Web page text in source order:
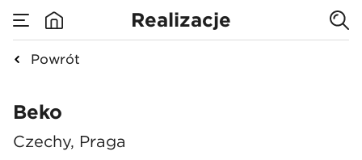
Realizacje
Powrót
Beko
Beko
Czechy, Praga